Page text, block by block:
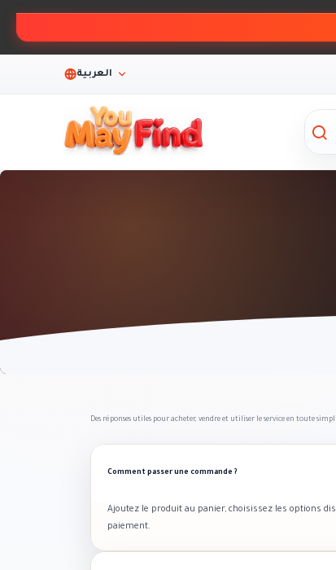
العربية
Des réponses utiles pour acheter, vendre et utiliser le service en toute
Comment passer une commande ?
Ajoutez le produit au panier, choisissez les options
paiement.